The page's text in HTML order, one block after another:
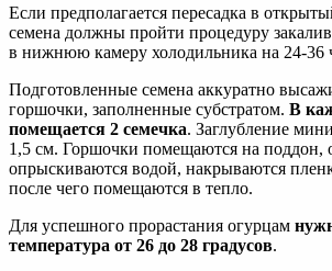
Если предполагается пересадка в
семена должны пройти процедуру
в нижнюю камеру холодильника на 24-36
Подготовленные семена аккуратно
горшочки, заполненные субстратом. В
помещается 2 семечка. Заглубление
1,5 см. Горшочки помещаются на поддон,
опрыскиваются водой, накрываются
после чего помещаются в тепло.
Для успешного прорастания огурцам
температура от 26 до 28 градусов.